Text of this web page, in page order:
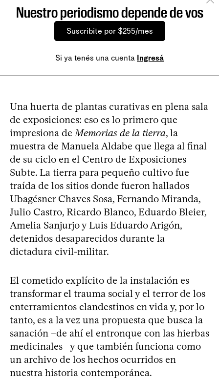
Nuestro periodismo depende de vos
Suscribite por $255/mes
Si ya tenés una cuenta Ingresá
Una huerta de plantas curativas en plena sala
de exposiciones: eso es lo primero que
impresiona de Memorias de la tierra, la
muestra de Manuela Aldabe que llega al final
de su ciclo en el Centro de Exposiciones
Subte. La tierra para pequeño cultivo fue
traída de los sitios donde fueron hallados
Ubagésner Chaves Sosa, Fernando Miranda,
Julio Castro, Ricardo Blanco, Eduardo Bleier,
Amelia Sanjurjo y Luis Eduardo Arigón,
detenidos desaparecidos durante la
dictadura civil-militar.
El cometido explícito de la instalación es
transformar el trauma social y el terror de los
enterramientos clandestinos en vida y, por lo
tanto, es a la vez una propuesta que busca la
sanación –de ahí el entronque con las hierbas
medicinales– y que también funciona como
un archivo de los hechos ocurridos en
nuestra historia contemporánea.